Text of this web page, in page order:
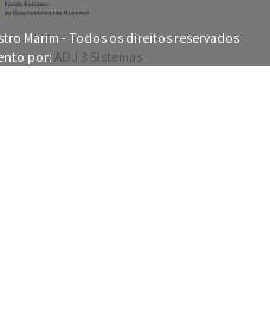
Marim - Todos os direitos reservados
por: ADJ 3 Sistemas